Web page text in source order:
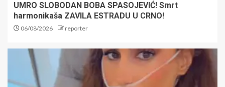
Pazarom
UMRO SLOBODAN BOBA SPASOJEVIĆ! Smrt
harmonikaša ZAVILA ESTRADU U CRNO!
06/08/2026 reporter